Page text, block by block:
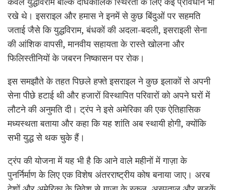
रखे थे। इसराइल और हमास ने इनमें से कुछ बिंदुओं पर सहमति
जताई जैसे कि युद्धविराम, बंधकों की अदला-बदली, इसराइली सेना
की आंशिक वापसी, मानवीय सहायता के रास्ते खोलना और
फिलिस्तीनियों के जबरन निष्कासन पर रोक।
इस समझौते के तहत पिछले हफ्ते इसराइल ने कुछ इलाकों से अपनी
सेना पीछे हटाई थी और हजारों विस्थापित परिवारों को अपने घरों में
लौटने की अनुमति दी। ट्रंप ने इसे अमेरिका की एक ऐतिहासिक
मध्यस्थता बताया और कहा कि यह शांति अब स्थायी होगी, क्योंकि
सभी युद्ध से थक चुके हैं।
ट्रंप की योजना में यह भी है कि आने वाले महीनों में गाज़ा के
पुनर्निर्माण के लिए एक विशेष अंतरराष्ट्रीय कोष बनाया जाए। अरब